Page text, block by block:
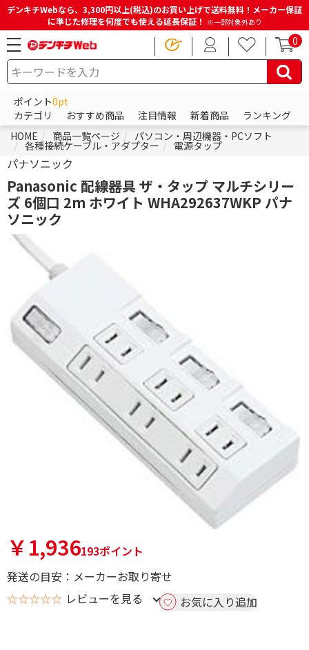
デンキチWebなら、3,300円以上(税込)のお買い上げで送料無料！メーカー保証
に準じた修理を何度でも使える延長保証！ ※一部対象外あり
0
ポイント0pt
カテゴリ
おすすめ商品 注目情報 新着商品
ランキング
HOME
商品一覧ページ パソコン・周辺機器・PCソフト
各種接続ケーブル・アダプター 電源タップ
パナソニック
Panasonic 配線器具 ザ・タップ マルチシリー
ズ 6個口 2m ホワイト WHA292637WKP パナ
ソニック
￥1,936193ポイント
発送の目安：メーカーお取り寄せ
☆☆☆☆☆ レビューを見る お気に入り追加